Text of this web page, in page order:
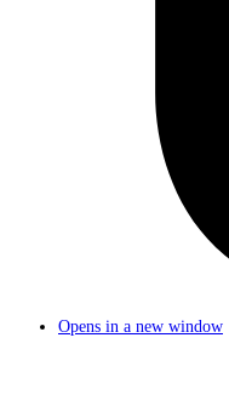
Opens in a new window